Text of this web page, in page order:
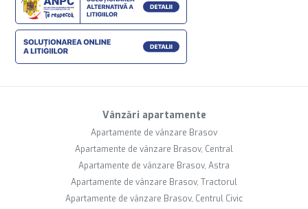
Vânzări apartamente
Apartamente de vânzare Brasov
Apartamente de vânzare Brasov, Central
Apartamente de vânzare Brasov, Astra
Apartamente de vânzare Brasov, Tractorul
Apartamente de vânzare Brasov, Centrul Civic